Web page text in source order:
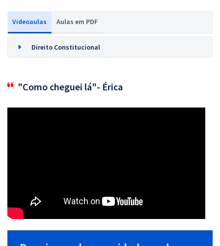
Videoaulas Aulas em PDF
Direito Constitucional
"Como cheguei lá"- Érica